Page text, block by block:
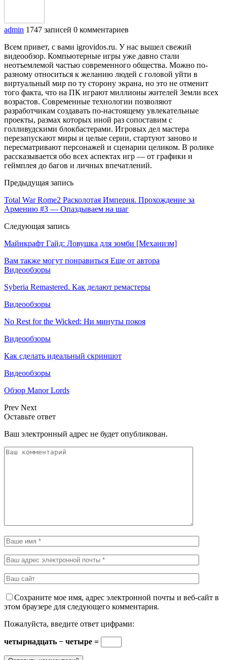
admin 1747 записей 0 комментариев
Всем привет, с вами igrovidos.ru. У нас вышел свежий
видеообзор. Компьютерные игры уже давно стали
неотъемлемой частью современного общества. Можно по-
разному относиться к желанию людей с головой уйти в
виртуальный мир по ту сторону экрана, но это не отменит
того факта, что на ПК играют миллионы жителей Земли всех
возрастов. Современные технологии позволяют
разработчикам создавать по-настоящему увлекательные
проекты, размах которых иной раз сопоставим с
голливудскими блокбастерами. Игровых дел мастера
перезапускают миры и целые серии, стартуют заново и
пересматривают персонажей и сценарии целиком. В ролике
рассказывается обо всех аспектах игр — от графики и
геймплея до багов и личных впечатлений.
Предыдущая запись
Total War Rome2 Расколотая Империя. Прохождение за
Армению #3 — Опаздываем на шаг
Следующая запись
Майнкрафт Гайд: Ловушка для зомби [Механизм]
Вам также могут понравиться Еще от автора
Видеообзоры
Syberia Remastered. Как делают ремастеры
Видеообзоры
No Rest for the Wicked: Ни минуты покоя
Видеообзоры
Как сделать идеальный скриншот
Видеообзоры
Обзор Manor Lords
Prev Next
Оставьте ответ
Ваш электронный адрес не будет опубликован.
Сохраните мое имя, адрес электронной почты и веб-сайт в
этом браузере для следующего комментария.
Пожалуйста, введите ответ цифрами:
четырнадцать − четыре =